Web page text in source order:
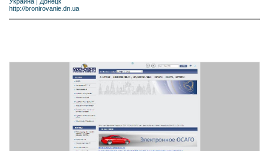
http://bronirovanie.dn.ua